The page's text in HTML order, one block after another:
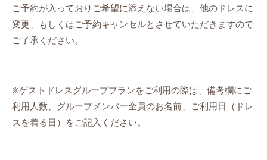
ご予約が入っておりご希望に添えない場合は、他のドレスに
変更、もしくはご予約キャンセルとさせていただきますので
ご了承ください。
※ゲストドレスグループプランをご利用の際は、備考欄にご
利用人数、グループメンバー全員のお名前、ご利用日（ドレ
スを着る日）をご記入ください。